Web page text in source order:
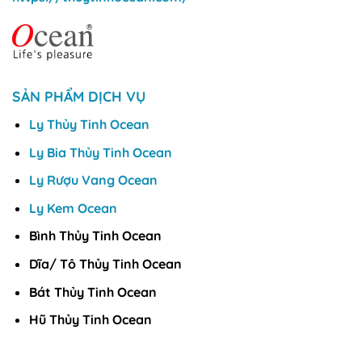
SẢN PHẨM DỊCH VỤ
Ly Thủy Tinh Ocean
Ly Bia Thủy Tinh Ocean
Ly Rượu Vang Ocean
Ly Kem Ocean
Bình Thủy Tinh Ocean
Dĩa/ Tô Thủy Tinh Ocean
Bát Thủy Tinh Ocean
Hũ Thủy Tinh Ocean